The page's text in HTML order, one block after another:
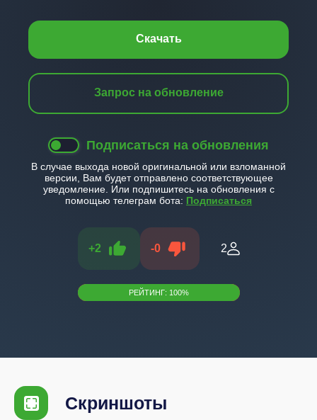
Скачать
Запрос на обновление
Подписаться на обновления
В случае выхода новой оригинальной или взломанной
версии, Вам будет отправлено соответствующее
уведомление. Или подпишитесь на обновления с
помощью телеграм бота: Подписаться
+2 -0 2
РЕЙТИНГ: 100%
Скриншоты